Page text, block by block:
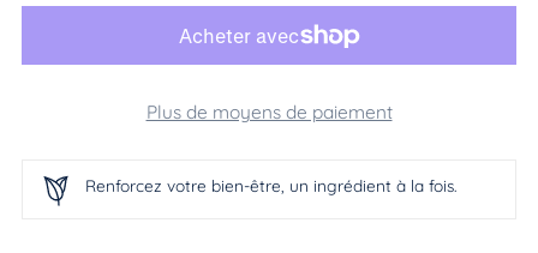
Plus de moyens de paiement
Renforcez votre bien-être, un ingrédient à la fois.